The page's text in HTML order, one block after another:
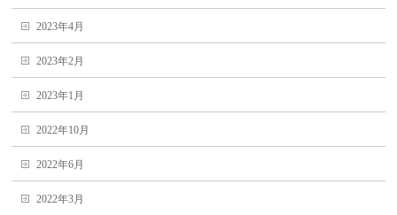
2023年4月
2023年2月
2023年1月
2022年10月
2022年6月
2022年3月